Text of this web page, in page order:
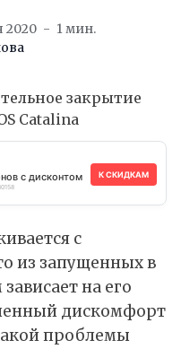
2020
1 мин.
с дисконтом К СКИДКАМ
с
из запущенных в
на его
дискомфорт
проблемы